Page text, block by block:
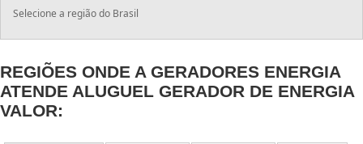
Selecione a região do Brasil
REGIÕES ONDE A GERADORES ENERGIA
ATENDE ALUGUEL GERADOR DE ENERGIA
VALOR: